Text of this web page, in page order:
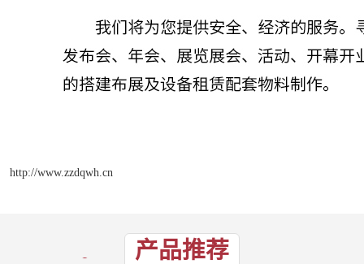
http://www.zzdqwh.cn
产品推荐